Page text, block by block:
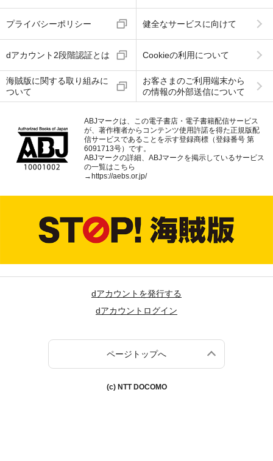
プライバシーポリシー 健全なサービスに向けて
dアカウント2段階認証とは Cookieの利用について
海賊版に関する取り組みに
ついて
お客さまのご利用端末から
の情報の外部送信について
ABJマークは、この電子書店・電子書籍配信サービス
が、著作権者からコンテンツ使用許諾を得た正規版配
信サービスであることを示す登録商標（登録番号 第
6091713号）です。
ABJマークの詳細、ABJマークを掲示しているサービス
の一覧はこちら
→https://aebs.or.jp/
dアカウントを発行する
dアカウントログイン
ページトップへ
(c) NTT DOCOMO